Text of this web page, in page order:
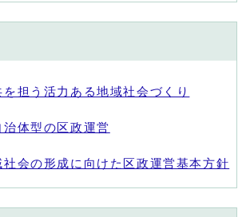
を担う活力ある地域社会づくり
治体型の区政運営
社会の形成に向けた区政運営基本方針